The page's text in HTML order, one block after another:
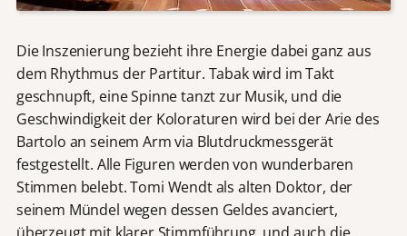
Die Inszenierung bezieht ihre Energie dabei ganz aus
dem Rhythmus der Partitur. Tabak wird im Takt
geschnupft, eine Spinne tanzt zur Musik, und die
Geschwindigkeit der Koloraturen wird bei der Arie des
Bartolo an seinem Arm via Blutdruckmessgerät
festgestellt. Alle Figuren werden von wunderbaren
Stimmen belebt. Tomi Wendt als alten Doktor, der
seinem Mündel wegen dessen Geldes avanciert,